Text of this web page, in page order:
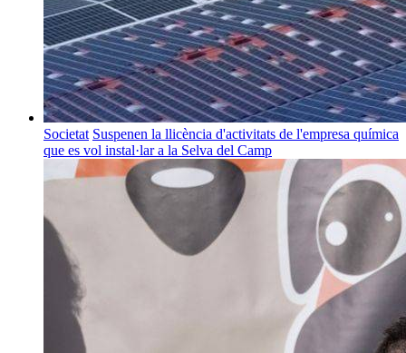
Societat Suspenen la llicència d'activitats de l'empresa química
que es vol instal·lar a la Selva del Camp